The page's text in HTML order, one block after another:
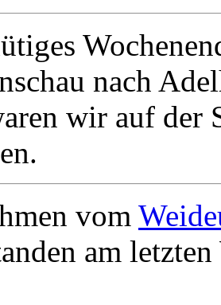
nach
wir auf der
vom
am